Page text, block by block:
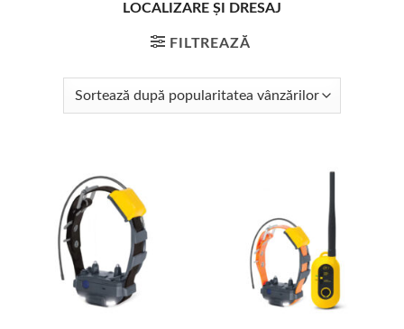
LOCALIZARE ȘI DRESAJ
FILTREAZĂ